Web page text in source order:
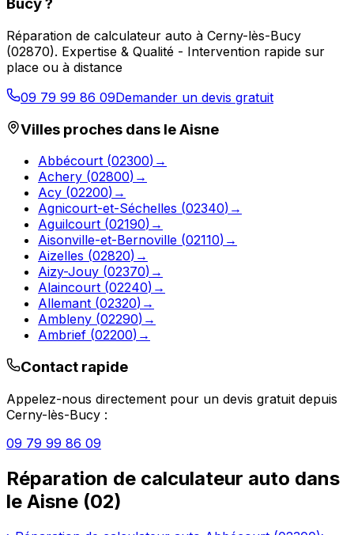
Bucy?
Réparation de calculateur auto à Cerny-lès-Bucy
(02870). Expertise & Qualité - Intervention rapide sur
place ou à distance
09 79 99 86 09Demander un devis gratuit
Villes proches dans leAisne
Abbécourt (02300) →
Achery (02800) →
Acy (02200) →
Agnicourt-et-Séchelles (02340) →
Aguilcourt (02190) →
Aisonville-et-Bernoville (02110) →
Aizelles (02820) →
Aizy-Jouy (02370) →
Alaincourt (02240) →
Allemant (02320) →
Ambleny (02290) →
Ambrief (02200) →
Contact rapide
Appelez-nous directement pour un devis gratuit depuis
Cerny-lès-Bucy :
09 79 99 86 09
Réparation de calculateur auto dans
le Aisne (02)